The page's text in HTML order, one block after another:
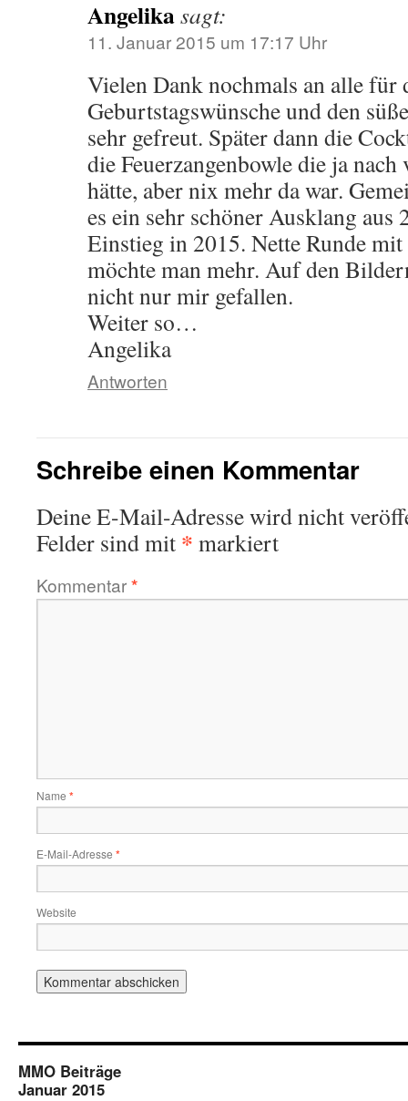
Angelikasagt:
11. Januar 2015 um 17:17 Uhr
Vielen Dank nochmals an alle für
Geburtstagswünsche und den
sehr gefreut. Später dann die
die Feuerzangenbowle die ja
hätte, aber nix mehr da war.
es ein sehr schöner Ausklang aus
Einstieg in 2015. Nette Runde
möchte man mehr. Auf den
nicht nur mir gefallen.
Weiter so…
Angelika
Antworten
Schreibe einen Kommentar
Deine E-Mail-Adresse wird nicht
Felder sind mit * markiert
Kommentar*
Name *
E-Mail-Adresse *
Website
MMO Beiträge
Januar 2015